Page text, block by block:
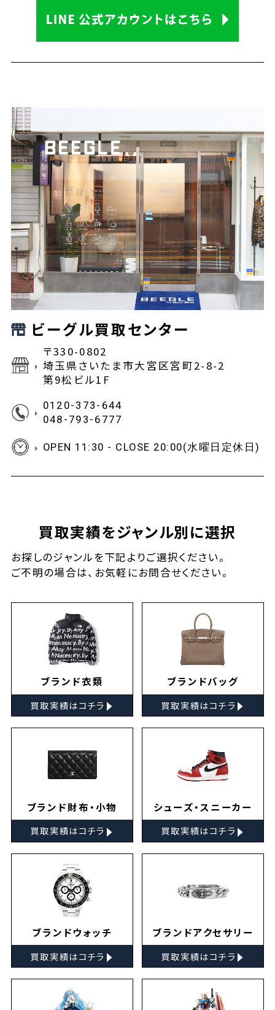
ビーグル買取センター
〒330-0802
埼玉県さいたま市大宮区宮町2-8-2
第9松ビル1F
0120-373-644
048-793-6777
OPEN 11:30 - CLOSE 20:00(水曜日定休日)
買取実績をジャンル別に選択
お探しのジャンルを下記よりご選択ください。
ご不明の場合は、お気軽にお問合せください。
ブランド衣類
買取実績はコチラ ▸
ブランドバッグ
買取実績はコチラ ▸
ブランド財布・小物
買取実績はコチラ ▸
シューズ・スニーカー
買取実績はコチラ ▸
ブランドウォッチ
買取実績はコチラ ▸
ブランドアクセサリー
買取実績はコチラ ▸